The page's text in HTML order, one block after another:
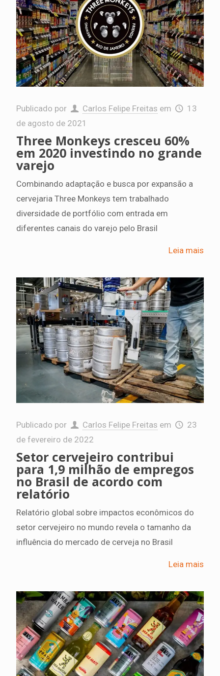
Publicado por Carlos Felipe Freitas em
13
de agosto de 2021
Three Monkeys cresceu 60%
em 2020 investindo no grande
varejo
Combinando adaptação e busca por expansão a
cervejaria Three Monkeys tem trabalhado
diversidade de portfólio com entrada em
diferentes canais do varejo pelo Brasil
Leia mais
Publicado por Carlos Felipe Freitas em
23
de fevereiro de 2022
Setor cervejeiro contribui
para 1,9 milhão de empregos
no Brasil de acordo com
relatório
Relatório global sobre impactos econômicos do
setor cervejeiro no mundo revela o tamanho da
influência do mercado de cerveja no Brasil
Leia mais